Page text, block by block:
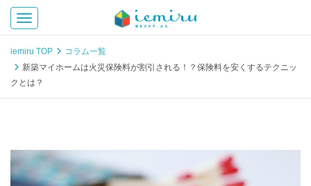
Toggle navigation
iemiru TOP
コラム一覧
新築マイホームは火災保険料が割引される！？保険料を安くするテクニッ
クとは？